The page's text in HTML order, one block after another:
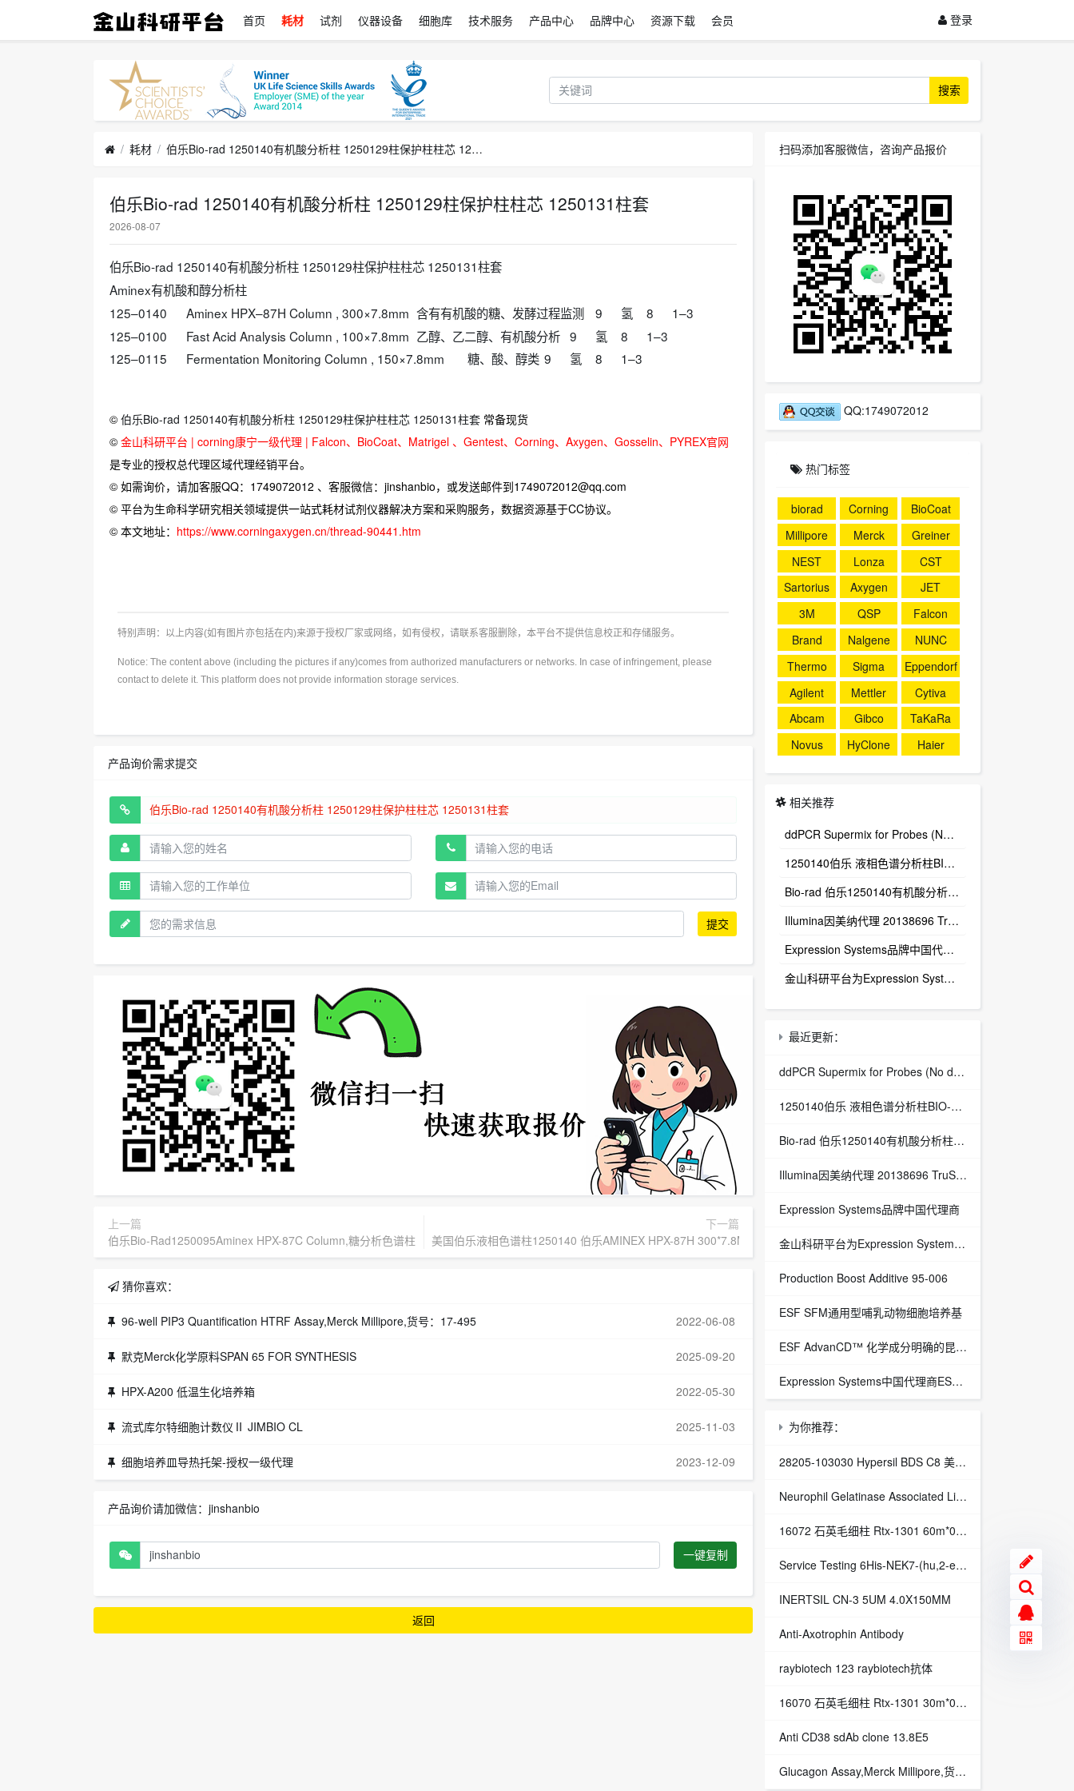
首页 耗材 试剂 仪器设备 细胞库 技术服务 产品中心 品牌中心 资源下载 会员 登录
搜索
耗材 伯乐Bio-rad 1250140有机酸分析柱 1250129柱保护柱柱芯 1250131柱套
伯乐Bio-rad 1250140有机酸分析柱 1250129柱保护柱柱芯 1250131柱套
2026-08-07
伯乐Bio-rad 1250140有机酸分析柱 1250129柱保护柱柱芯 1250131柱套
Aminex有机酸和醇分析柱
125–0140
Aminex HPX–87H Column , 300×7.8mm 含有有机酸的糖、发酵过程监测 9 氢 8
1–3
125–0100
Fast Acid Analysis Column , 100×7.8mm 乙醇、乙二醇、有机酸分析 9 氢 8
1–3
125–0115
Fermentation Monitoring Column , 150×7.8mm 糖、酸、醇类 9 氢 8 1–3
© 伯乐Bio-rad 1250140有机酸分析柱 1250129柱保护柱柱芯 1250131柱套 常备现货
© 金山科研平台 | corning康宁一级代理 | Falcon、BioCoat、Matrigel 、Gentest、Corning、Axygen、Gosselin、PYREX官网
是专业的授权总代理区域代理经销平台。
© 如需询价，请加客服QQ：1749072012 、客服微信：jinshanbio，或发送邮件到1749072012@qq.com
© 平台为生命科学研究相关领域提供一站式耗材试剂仪器解决方案和采购服务，数据资源基于CC协议。
© 本文地址： https://www.corningaxygen.cn/thread-90441.htm
特别声明：以上内容(如有图片亦包括在内)来源于授权厂家或网络，如有侵权，请联系客服删除，本平台不提供信息校正和存储服务。
Notice: The content above (including the pictures if any)comes from authorized manufacturers or networks. In case of infringement, please
contact to delete it. This platform does not provide information storage services.
产品询价需求提交
提交
上一篇
伯乐Bio-Rad1250095Aminex HPX-87C Column,糖分析色谱柱
下一篇
美国伯乐液相色谱柱1250140 伯乐AMINEX HPX-87H 300*7.8MM
猜你喜欢：
96-well PIP3 Quantification HTRF Assay,Merck Millipore,货号：17-495 2022-06-08
默克Merck化学原料SPAN 65 FOR SYNTHESIS 2025-09-20
HPX-A200 低温生化培养箱 2022-05-30
流式库尔特细胞计数仪Ⅱ JIMBIO CL 2025-11-03
细胞培养皿导热托架-授权一级代理 2023-12-09
产品询价请加微信：jinshanbio
一键复制
返回
扫码添加客服微信，咨询产品报价
QQ:1749072012
热门标签
biorad Corning
BioCoat
Millipore
Merck
Greiner
NEST
Lonza
CST
Sartorius
Axygen
JET
3M
QSP
Falcon
Brand
Nalgene
NUNC
Thermo
Sigma
Eppendorf
Agilent
Mettler
Cytiva
Abcam
Gibco
TaKaRa
Novus
HyClone Haier
相关推荐
ddPCR Supermix for Probes (No dUTP) 1863024
1250140伯乐 液相色谱分析柱BIO-RAD Aminex HPX-87H Column
Bio-rad 伯乐1250140有机酸分析柱 1250129保护柱芯 1250131保护柱套
‌Illumina因美纳代理 20138696 TruSight™ Oncology 500 v2 DNA Kit plus Illumina Connected Insights (48 samples)
Expression Systems品牌中国代理商
金山科研平台为Expression Systems（ES）中国独家代理商
最近更新：
ddPCR Supermix for Probes (No dUTP) 1863024
1250140伯乐 液相色谱分析柱BIO-RAD Aminex HPX-87H Column
Bio-rad 伯乐1250140有机酸分析柱 1250129保护柱芯 1250131保护柱套
‌Illumina因美纳代理 20138696 TruSight™ Oncology 500 v2 DNA Kit plus Illumina Connected Insights (48 samples)
Expression Systems品牌中国代理商
金山科研平台为Expression Systems（ES）中国独家代理商
Production Boost Additive 95-006
ESF SFM通用型哺乳动物细胞培养基
ESF AdvanCD™ 化学成分明确的昆虫细胞培养基
Expression Systems中国代理商ESF 921™昆虫细胞培养基
为你推荐：
28205-103030 Hypersil BDS C8 美国热电 赛默飞世尔 Thermo 液相色谱柱
Neurophil Gelatinase Associated Lipocalin (NGAL) (Western Blot Control)
16072 石英毛细柱 Rtx-1301 60m*0.32mm*1.50μm
Service Testing 6His-NEK7-(hu,2-end),Merck Millipore,货号：14-565DIVIC
INERTSIL CN-3 5UM 4.0X150MM
Anti-Axotrophin Antibody
raybiotech 123 raybiotech抗体
16070 石英毛细柱 Rtx-1301 30m*0.53mm*1.50μm
Anti CD38 sdAb clone 13.8E5
Glucagon Assay,Merck Millipore,货号：GL-32L1